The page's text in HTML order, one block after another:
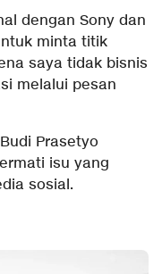
dengan Sony dan
minta titik
saya tidak bisnis
melalui pesan
Prasetyo
isu yang
sosial.